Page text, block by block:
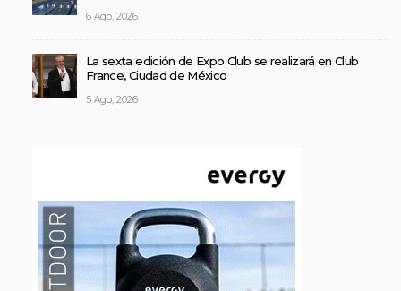
6 Ago, 2026
La sexta edición de Expo Club se realizará en Club
France, Ciudad de México
5 Ago, 2026